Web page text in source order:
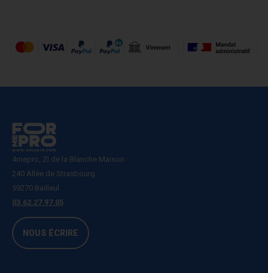
4mepro, ZI de la Blanche Maison
240 Allée de Strasbourg
59270 Bailleul
03.62.27.97.05
NOUS ÉCRIRE